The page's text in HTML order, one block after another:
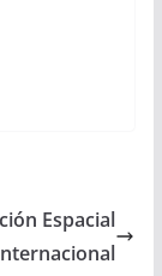
Espacial